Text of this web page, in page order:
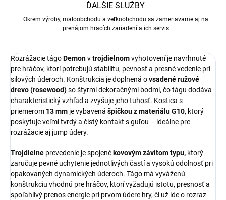
ĎALŠIE SLUŽBY
Okrem výroby, maloobchodu a veľkoobchodu sa zameriavame aj na
prenájom hracích zariadení a ich servis
Rozrážacie tágoDemonvtrojdielnomvyhotovení je navrhnuté
pre hráčov, ktorí potrebujú stabilitu, pevnosť a presné vedenie pri
silových úderoch. Konštrukcia je doplnená ovsadené ružové
drevo (rosewood)so štyrmi dekoračnými bodmi, čo tágu dodáva
charakteristický vzhľad a zvyšuje jeho tuhosť. Kostica s
priemerom 13 mm je vybavená špičkou z materiálu G10, ktorý
poskytuje veľmi tvrdý a čistý kontakt s guľou – ideálne pre
rozrážacie aj jump údery.
Trojdielne prevedenie je spojené kovovým závitom typu, ktorý
zaručuje pevné uchytenie jednotlivých častí a vysokú odolnosť pri
opakovaných dynamických úderoch. Tágo má vyváženú
konštrukciu vhodnú pre hráčov, ktorí vyžadujú istotu, presnosť a
spoľahlivý prenos energie pri prvom údere hry, či už ide o rozraz